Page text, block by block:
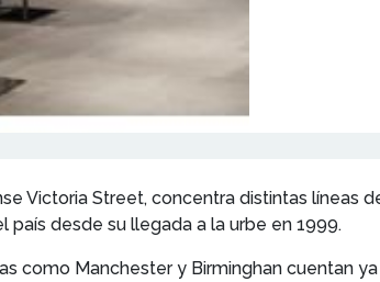
Victoria Street, concentra distintas líneas
desde su llegada a la urbe en 1999.
como Manchester y Birminghan cuentan